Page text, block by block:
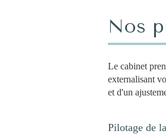
Nos
Le cabinet
externalisant
et d'un
Pilotage de